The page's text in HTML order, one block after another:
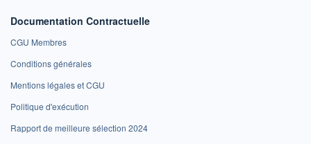
Documentation Contractuelle
CGU Membres
Conditions générales
Mentions légales et CGU
Politique d'exécution
Rapport de meilleure sélection 2024